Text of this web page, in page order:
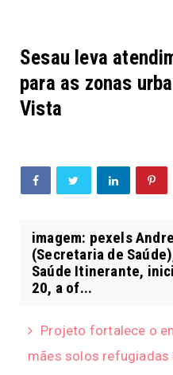
Sesau leva
para as zonas
Vista
imagem: pexels
(Secretaria de
Saúde Itinerante,
20, a of...
Projeto fortalece o
mães solos